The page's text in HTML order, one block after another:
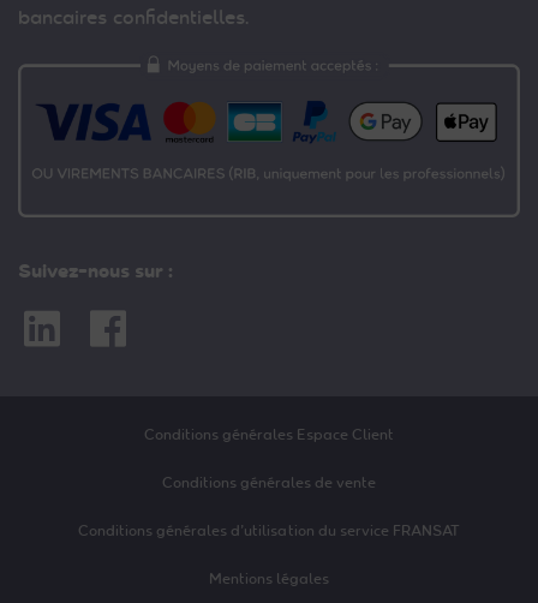
bancaires confidentielles.
Suivez-nous sur :
LinkedinFacebook
Conditions générales Espace Client
Conditions générales de vente
Conditions générales d’utilisation du service FRANSAT
Mentions légales